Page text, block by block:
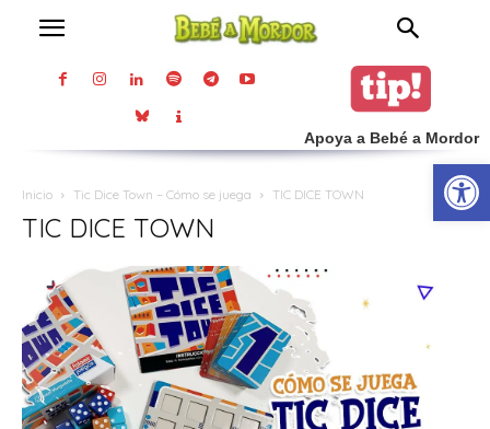
Apoya a Bebé a Mordor
Inicio Tic Dice Town – Cómo se juega TIC DICE TOWN
TIC DICE TOWN